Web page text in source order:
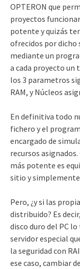
OPTERON que
proyectos
potente y quizás
ofrecidos por dicho
mediante un
a cada proyecto un
los 3 parametros
RAM, y Núcleos
En definitiva todo
fichero y el
encargado de
recursos
más potente es
sitio y
Pero, ¿y si las
distribuido? Es
disco duro del PC
servidor especial
la seguridad con
ese caso, cambiar